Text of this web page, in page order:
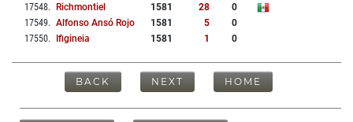
17548. Richmontiel 1581 28
0
17549. Alfonso Ansó Rojo 1581 5
0
17550. Ifigineia 1581 1 0
BACK NEXT HOME